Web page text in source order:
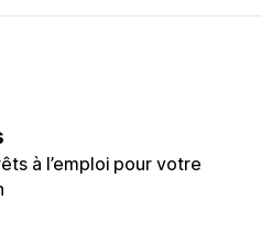
à l’emploi pour votre